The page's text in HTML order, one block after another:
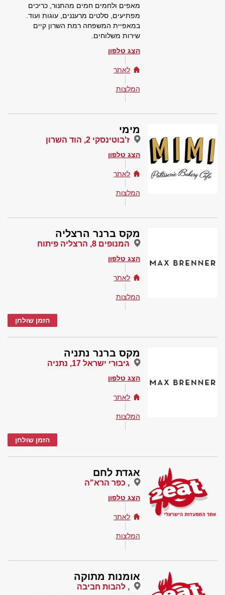
מאפים ולחמים חמים מהתנור, כריכים
מפתיעים, סלטים מרעננים, עוגות ועוד.
במאפיית המשפחה רמת השרון קיים
שירות משלוחים.
הצג טלפון
לאתר
המלצות
מימי
ז'בוטינסקי 2, הוד השרון
הצג טלפון
לאתר
המלצות
מקס ברנר הרצליה
המנופים 8, הרצליה פיתוח
הצג טלפון
לאתר
המלצות
הזמן שולחן
מקס ברנר נתניה
גיבורי ישראל 17, נתניה
הצג טלפון
לאתר
המלצות
הזמן שולחן
אגדת לחם
, כפר הרא"ה
הצג טלפון
לאתר
המלצות
אומנות מתוקה
, להבות חביבה